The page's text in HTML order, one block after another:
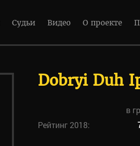
Судьи Видео О проекте
Dobryi Duh
в
Рейтинг 2018: